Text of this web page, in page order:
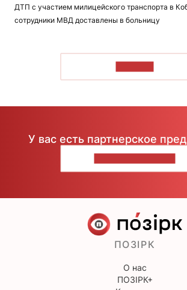
ДТП с участием милицейского транспорта в
сотрудники МВД доставлены в больницу
У вас есть партнерское
ПОЗІРК
О нас
ПОЗІРК+